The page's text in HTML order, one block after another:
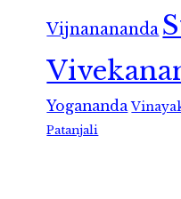
Vijnanananda
Yogananda
Patanjali